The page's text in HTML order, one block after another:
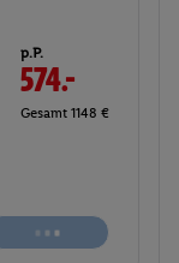
p.P.
574.-
Gesamt 1148 €